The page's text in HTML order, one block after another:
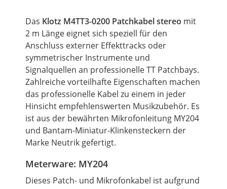
Das Klotz M4TT3-0200 Patchkabel stereo mit
2 m Länge eignet sich speziell für den
Anschluss externer Effekttracks oder
symmetrischer Instrumente und
Signalquellen an professionelle TT Patchbays.
Zahlreiche vorteilhafte Eigenschaften machen
das professionelle Kabel zu einem in jeder
Hinsicht empfehlenswerten Musikzubehör. Es
ist aus der bewährten Mikrofonleitung MY204
und Bantam-Miniatur-Klinkensteckern der
Marke Neutrik gefertigt.
Meterware: MY204
Dieses Patch- und Mikrofonkabel ist aufgrund